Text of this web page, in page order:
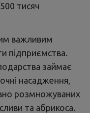
тисяч
важливим
підприємства.
займає
насадження,
розмножуваних
та абрикоса.